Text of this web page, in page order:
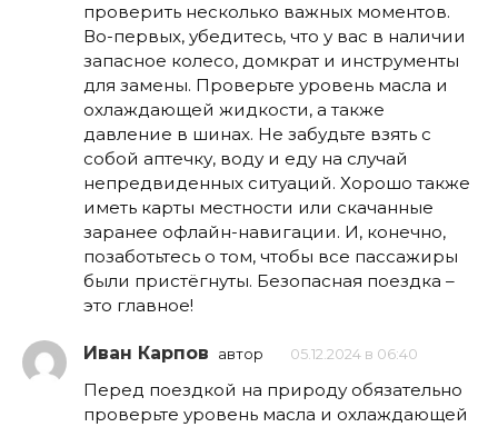
проверить несколько важных моментов.
Во-первых, убедитесь, что у вас в наличии
запасное колесо, домкрат и инструменты
для замены. Проверьте уровень масла и
охлаждающей жидкости, а также
давление в шинах. Не забудьте взять с
собой аптечку, воду и еду на случай
непредвиденных ситуаций. Хорошо также
иметь карты местности или скачанные
заранее офлайн-навигации. И, конечно,
позаботьтесь о том, чтобы все пассажиры
были пристёгнуты. Безопасная поездка –
это главное!
Иван Карпов автор 05.12.2024 в 06:40
Перед поездкой на природу обязательно
проверьте уровень масла и охлаждающей